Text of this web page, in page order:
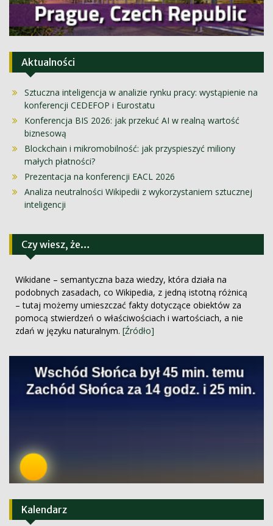
Aktualności
Sztuczna inteligencja w analizie rynku pracy: wystąpienie na
konferencji CEDEFOP i Eurostatu
Konferencja BIS 2026: jak przekuć AI w realną wartość
biznesową
Blockchain i mikromobilność: jak przyspieszyć miliony
małych płatności?
Prezentacja na konferencji EACL 2026
Analiza neutralności Wikipedii z wykorzystaniem sztucznej
inteligencji
Czy wiesz, że…
Wikidane – semantyczna baza wiedzy, która działa na
podobnych zasadach, co Wikipedia, z jedną istotną różnicą
– tutaj możemy umieszczać fakty dotyczące obiektów za
pomocą stwierdzeń o właściwościach i wartościach, a nie
zdań w języku naturalnym. [Źródło]
Kalendarz